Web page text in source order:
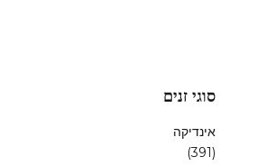
סוגי זנים
אינדיקה
(391)